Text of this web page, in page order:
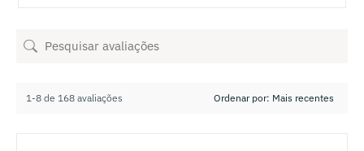
1-8 de 168 avaliações